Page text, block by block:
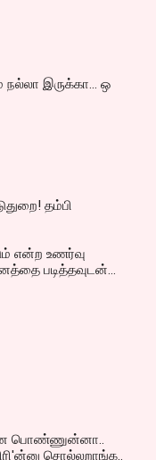
இருக்கா... ஒ
தம்பி
என்ற உணர்வு
படித்தவுடன்...
பொண்ணுன்னா..
சொல்லறாங்க..